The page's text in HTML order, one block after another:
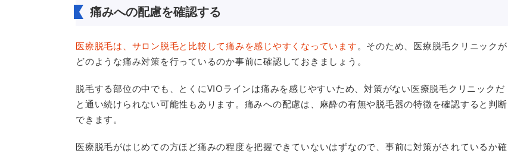
痛みへの配慮を確認する
医療脱毛は、サロン脱毛と比較して痛みを感じやすくなっています 。そのため、医療脱毛クリニックが
どのような痛み対策を行っているのか事前に確認しておきましょう。
脱毛する部位の中でも、とくにVIOラインは痛みを感じやすいため、対策がない医療脱毛クリニックだ
と通い続けられない可能性もあります。痛みへの配慮は、麻酔の有無や脱毛器の特徴を確認すると判断
できます。
医療脱毛がはじめての方ほど痛みの程度を把握できていないはずなので、事前に対策がされているか確